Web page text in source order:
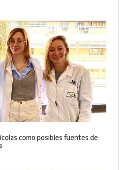
como posibles fuentes de